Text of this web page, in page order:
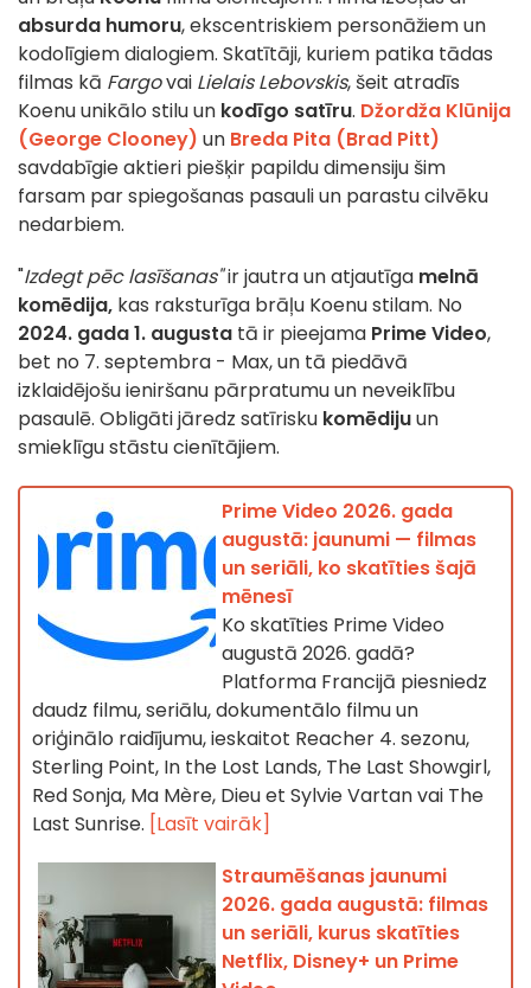
absurda humoru, ekscentriskiem personāžiem un
kodolīgiem dialogiem. Skatītāji, kuriem patika tādas
filmas kā Fargovai Lielais Lebovskis, šeit atradīs
Koenu unikālo stilu un kodīgo satīru. Džordža Klūnija
(George Clooney) un Breda Pita (Brad Pitt)
savdabīgie aktieri piešķir papildu dimensiju šim
farsam par spiegošanas pasauli un parastu cilvēku
nedarbiem.
"Izdegt pēc lasīšanas"ir jautra un atjautīga melnā
komēdija, kas raksturīga brāļu Koenu stilam. No
2024. gada 1. augusta tā ir pieejama Prime Video,
bet no 7. septembra - Max, un tā piedāvā
izklaidējošu ieniršanu pārpratumu un neveiklību
pasaulē. Obligāti jāredz satīrisku komēdijuun
smieklīgu stāstu cienītājiem.
Prime Video 2026. gada
augustā: jaunumi — filmas
un seriāli, ko skatīties šajā
mēnesī
Ko skatīties Prime Video
augustā 2026. gadā?
Platforma Francijā piesniedz
daudz filmu, seriālu, dokumentālo filmu un
oriģinālo raidījumu, ieskaitot Reacher 4. sezonu,
Sterling Point, In the Lost Lands, The Last Showgirl,
Red Sonja, Ma Mère, Dieu et Sylvie Vartan vai The
Last Sunrise. [Lasīt vairāk]
Straumēšanas jaunumi
2026. gada augustā: filmas
un seriāli, kurus skatīties
Netflix, Disney+ un Prime